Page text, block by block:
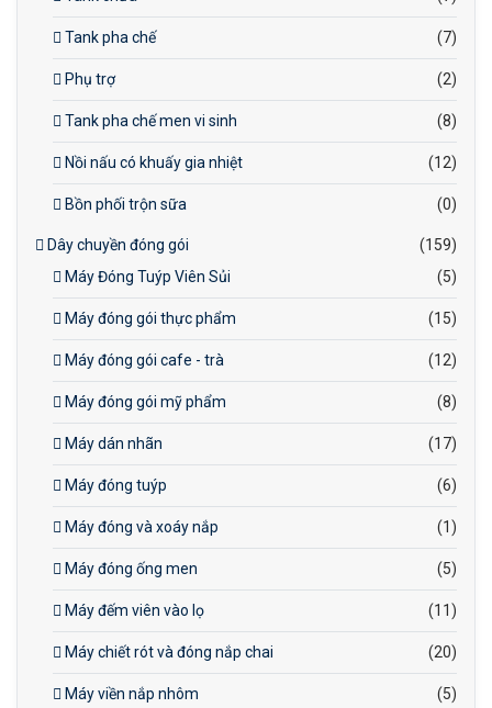
Tank pha chế (7)
Phụ trợ (2)
Tank pha chế men vi sinh (8)
Nồi nấu có khuấy gia nhiệt (12)
Bồn phối trộn sữa (0)
Dây chuyền đóng gói
(159)
Máy Đóng Tuýp Viên Sủi
(5)
Máy đóng gói thực phẩm (15)
Máy đóng gói cafe - trà (12)
Máy đóng gói mỹ phẩm (8)
Máy dán nhãn (17)
Máy đóng tuýp (6)
Máy đóng và xoáy nắp (1)
Máy đóng ống men (5)
Máy đếm viên vào lọ (11)
Máy chiết rót và đóng nắp chai (20)
Máy viền nắp nhôm (5)